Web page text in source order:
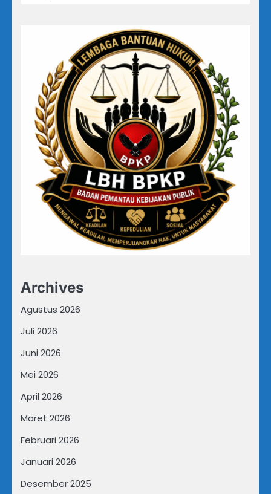
Archives
Agustus 2026
Juli 2026
Juni 2026
Mei 2026
April 2026
Maret 2026
Februari 2026
Januari 2026
Desember 2025